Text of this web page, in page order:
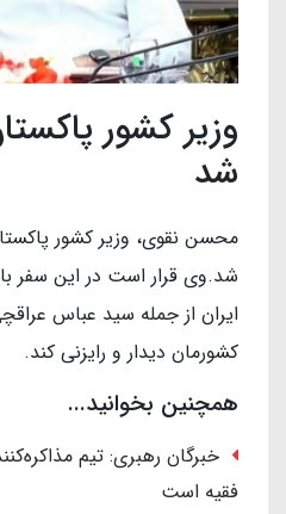
وزیر کشور
شد
محسن نقوی، وزیر کشور
شد.وی قرار است در این سفر
ایران از جمله سید عباس
کشورمان دیدار و رایزنی کند.
همچنین بخوانید...
خبرگان رهبری: تیم
فقیه است